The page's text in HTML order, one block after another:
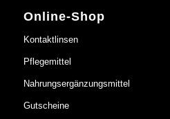
Online-Shop
Kontaktlinsen
Pflegemittel
Nahrungsergänzungsmittel
Gutscheine